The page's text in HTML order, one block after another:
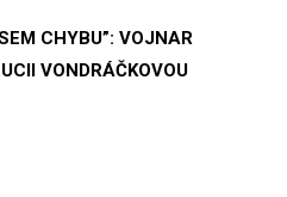
CHYBU”: VOJNAR
VONDRÁČKOVOU